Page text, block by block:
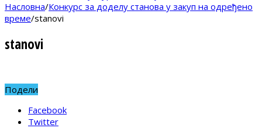
Насловна/Конкурс за доделу станова у закуп на одређено
време/stanovi
stanovi
Подели
Facebook
Twitter